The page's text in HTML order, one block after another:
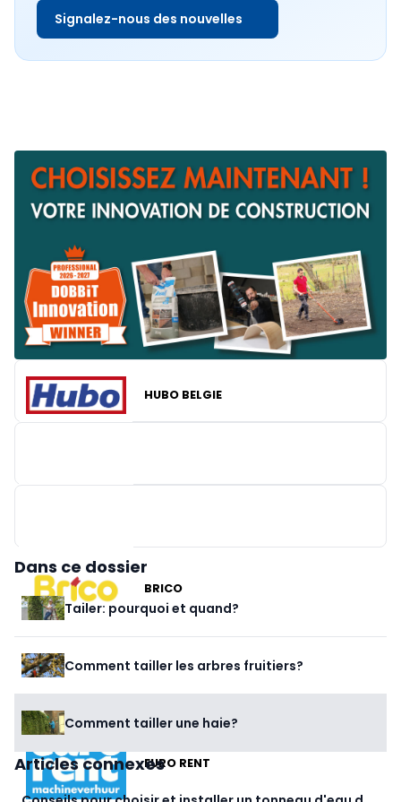
Signalez-nous des nouvelles
HUBO BELGIE
EURO RENT
BRICO
Dans ce dossier
Tailer: pourquoi et quand?
Comment tailler les arbres fruitiers?
Comment tailler une haie?
Articles connexes